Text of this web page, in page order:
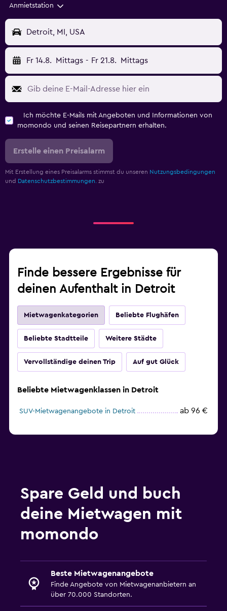
Anmietstation
Detroit, MI, USA
Fr 14.8. Mittags - Fr 21.8. Mittags
Ich möchte E-Mails mit Angeboten und Informationen von
momondo und seinen Reisepartnern erhalten.
Erstelle einen Preisalarm
Mit Erstellung eines Preisalarms stimmst du unseren Nutzungsbedingungen
und Datenschutzbestimmungen. zu
Finde bessere Ergebnisse für
deinen Aufenthalt in Detroit
Mietwagenkategorien Beliebte Flughäfen
Beliebte Stadtteile Weitere Städte
Vervollständige deinen Trip Auf gut Glück
Beliebte Mietwagenklassen in Detroit
SUV-Mietwagenangebote in Detroit ab 96 €
Spare Geld und buch
deine Mietwagen mit
momondo
Beste Mietwagenangebote
Finde Angebote von Mietwagenanbietern an
über 70.000 Standorten.